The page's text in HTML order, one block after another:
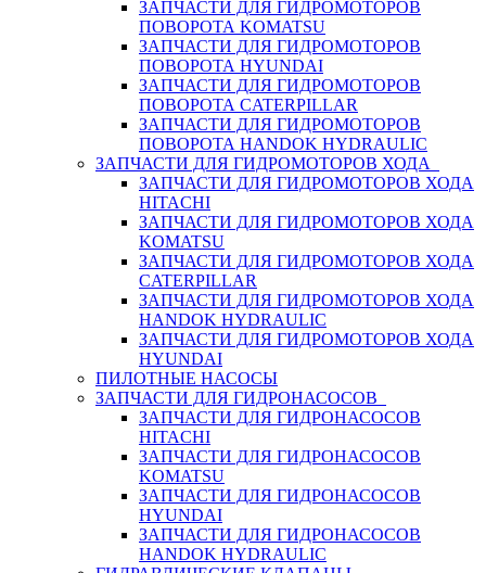
ЗАПЧАСТИ ДЛЯ ГИДРОМОТОРОВ
ПОВОРОТА KOMATSU
ЗАПЧАСТИ ДЛЯ ГИДРОМОТОРОВ
ПОВОРОТА HYUNDAI
ЗАПЧАСТИ ДЛЯ ГИДРОМОТОРОВ
ПОВОРОТА CATERPILLAR
ЗАПЧАСТИ ДЛЯ ГИДРОМОТОРОВ
ПОВОРОТА HANDOK HYDRAULIC
ЗАПЧАСТИ ДЛЯ ГИДРОМОТОРОВ ХОДА
ЗАПЧАСТИ ДЛЯ ГИДРОМОТОРОВ ХОДА
HITACHI
ЗАПЧАСТИ ДЛЯ ГИДРОМОТОРОВ ХОДА
KOMATSU
ЗАПЧАСТИ ДЛЯ ГИДРОМОТОРОВ ХОДА
CATERPILLAR
ЗАПЧАСТИ ДЛЯ ГИДРОМОТОРОВ ХОДА
HANDOK HYDRAULIC
ЗАПЧАСТИ ДЛЯ ГИДРОМОТОРОВ ХОДА
HYUNDAI
ПИЛОТНЫЕ НАСОСЫ
ЗАПЧАСТИ ДЛЯ ГИДРОНАСОСОВ
ЗАПЧАСТИ ДЛЯ ГИДРОНАСОСОВ
HITACHI
ЗАПЧАСТИ ДЛЯ ГИДРОНАСОСОВ
KOMATSU
ЗАПЧАСТИ ДЛЯ ГИДРОНАСОСОВ
HYUNDAI
ЗАПЧАСТИ ДЛЯ ГИДРОНАСОСОВ
HANDOK HYDRAULIC